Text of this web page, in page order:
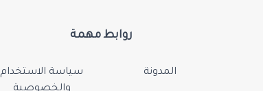
روابط مهمة
المدونة
سياسة الاستخدام
والخصوصية